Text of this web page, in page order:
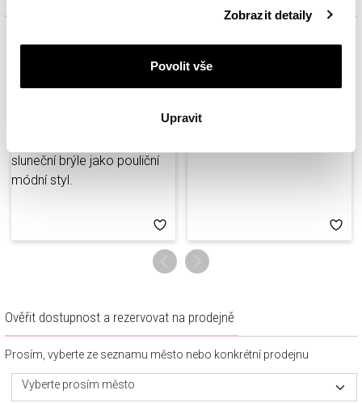
Zásadách ochrany osobních údajů
Zobrazit detaily
Povolit vše
Upravit
Ověřit dostupnost a rezervovat na prodejně
Prosím, vyberte ze seznamu město nebo konkrétní prodejnu
Vyberte prosím město